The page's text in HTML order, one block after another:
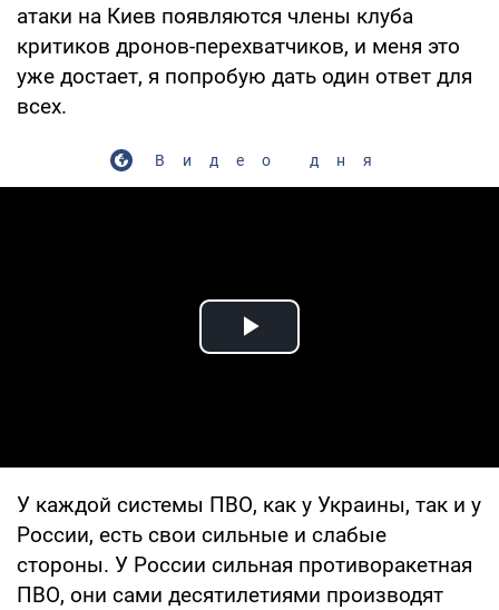
атаки на Киев появляются члены клуба
критиков дронов-перехватчиков, и меня это
уже достает, я попробую дать один ответ для
всех.
Видео дня
Play Video
У каждой системы ПВО, как у Украины, так и у
России, есть свои сильные и слабые
стороны. У России сильная противоракетная
ПВО, они сами десятилетиями производят